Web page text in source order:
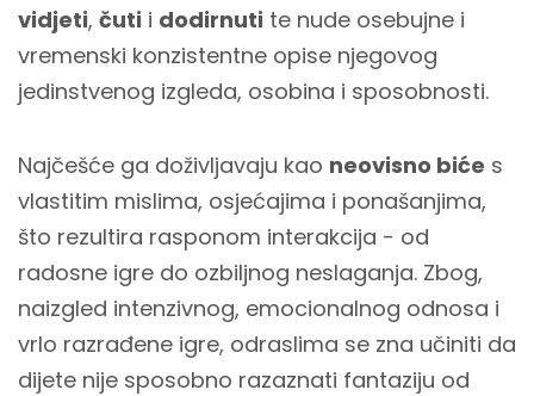
vidjeti, čuti i dodirnuti te nude osebujne i
vremenski konzistentne opise njegovog
jedinstvenog izgleda, osobina i sposobnosti.
Najčešće ga doživljavaju kao neovisno biće s
vlastitim mislima, osjećajima i ponašanjima,
što rezultira rasponom interakcija - od
radosne igre do ozbiljnog neslaganja. Zbog,
naizgled intenzivnog, emocionalnog odnosa i
vrlo razrađene igre, odraslima se zna učiniti da
dijete nije sposobno razaznati fantaziju od